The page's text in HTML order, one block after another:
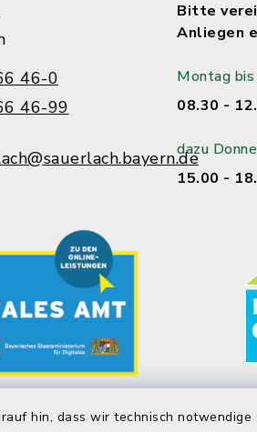
hin, dass wir technisch
46-0
46-99
Bitte
Anliegen
Montag
08.30 -
dazu
15.00 -